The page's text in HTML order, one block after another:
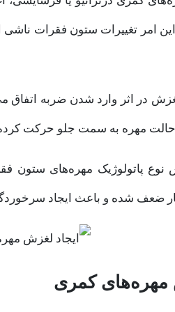
امر تغییرات ستون فقرات ناشی
در اثر وارد شدن ضربه
مهره به سمت جلو حرکت
نوع پاتولوژیک مهره‌های ستون
ضعف شده و باعث ایجاد
مهره‌های کمری